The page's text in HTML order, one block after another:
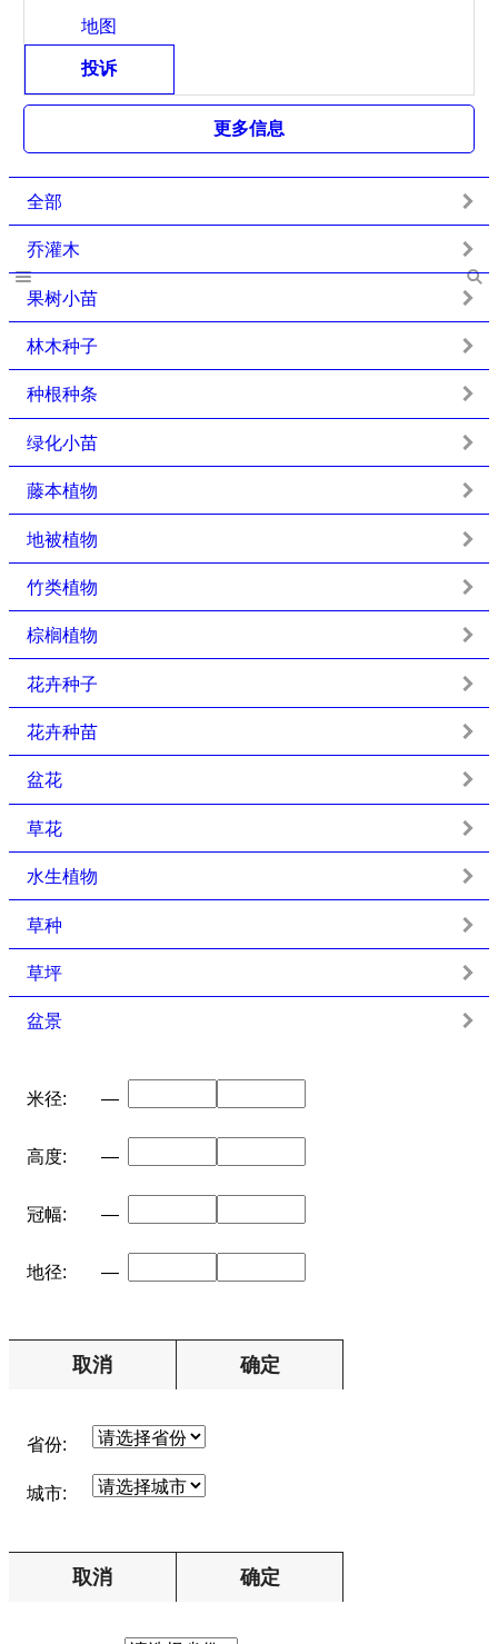
地图
投诉
更多信息
全部
乔灌木
果树小苗
林木种子
种根种条
绿化小苗
藤本植物
地被植物
竹类植物
棕榈植物
花卉种子
花卉种苗
盆花
草花
水生植物
草种
草坪
盆景
米径: —
高度: —
冠幅: —
地径: —
取消 确定
省份:
城市:
取消 确定